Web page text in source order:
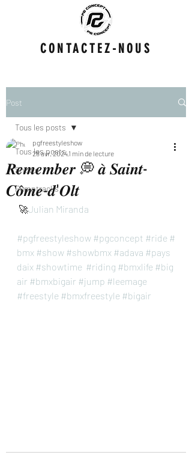
CONTACTEZ-NOUS
Post
Tous les posts
Shows
Pumptracks
Tous les posts
𝑹𝒆𝒎𝒆𝒎𝒃𝒆𝒓 💭 𝒂̀ 𝑺𝒂𝒊𝒏𝒕-
𝑪𝒐̂𝒎𝒆-𝒅'𝑶𝒍𝒕
pgfreestyleshow
28 avr. 20241 min de lecture
🚀Julian Miranda
#pgfreestyleshow #pgconcept #ride #
bmx #show #showbmx #adava #pays
daix #showtime #riding #bmxlife #big
air #bmxbigair #jump #leemage
#freestyle #bmxfreestyle #bigair